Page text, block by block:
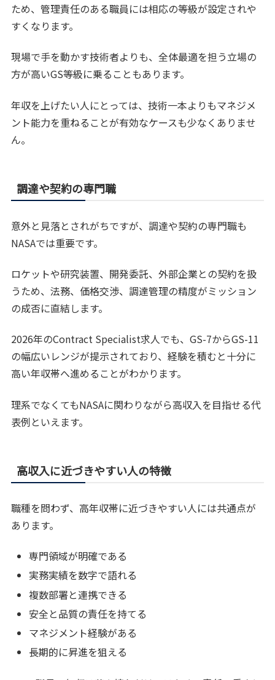
ため、管理責任のある職員には相応の等級が設定されや
すくなります。
現場で手を動かす技術者よりも、全体最適を担う立場の
方が高いGS等級に乗ることもあります。
年収を上げたい人にとっては、技術一本よりもマネジメ
ント能力を重ねることが有効なケースも少なくありませ
ん。
調達や契約の専門職
意外と見落とされがちですが、調達や契約の専門職も
NASAでは重要です。
ロケットや研究装置、開発委託、外部企業との契約を扱
うため、法務、価格交渉、調達管理の精度がミッション
の成否に直結します。
2026年のContract Specialist求人でも、GS-7からGS-11
の幅広いレンジが提示されており、経験を積むと十分に
高い年収帯へ進めることがわかります。
理系でなくてもNASAに関わりながら高収入を目指せる代
表例といえます。
高収入に近づきやすい人の特徴
職種を問わず、高年収帯に近づきやすい人には共通点が
あります。
専門領域が明確である
実務実績を数字で語れる
複数部署と連携できる
安全と品質の責任を持てる
マネジメント経験がある
長期的に昇進を狙える